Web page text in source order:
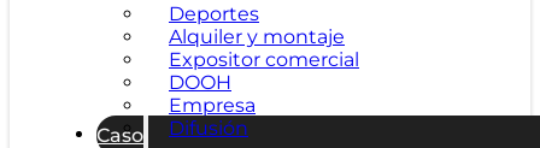
Deportes
Alquiler y montaje
Expositor comercial
DOOH
Empresa
Difusión
Caso